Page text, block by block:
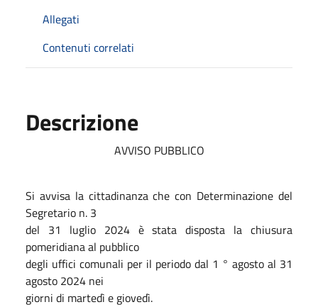
Allegati
Contenuti correlati
Descrizione
AVVISO PUBBLICO
Si avvisa la cittadinanza che con Determinazione del
Segretario n. 3
del 31 luglio 2024 è stata disposta la chiusura
pomeridiana al pubblico
degli uffici comunali per il periodo dal 1 ° agosto al 31
agosto 2024 nei
giorni di martedì e giovedì.